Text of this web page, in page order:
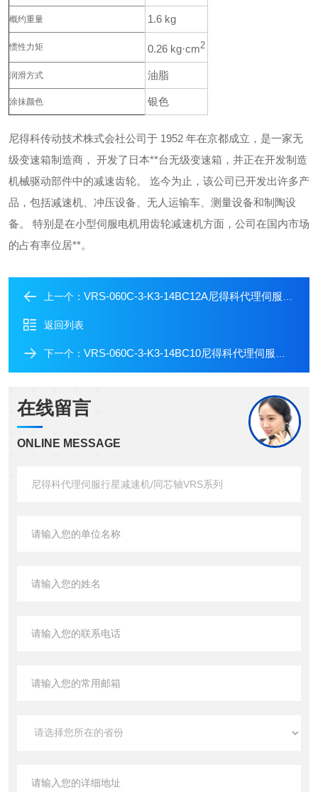
概约重量 1.6 kg
惯性力矩 0.26 kg·cm2
润滑方式 油脂
涂抹颜色 银色
尼得科传动技术株式会社公司于 1952 年在京都成立，是一家无
级变速箱制造商， 开发了日本**台无级变速箱，并正在开发制造
机械驱动部件中的减速齿轮。
迄今为止，该公司已开发出许多产
品，包括减速机、冲压设备、无人运输车、测量设备和制陶设
备。
特别是在小型伺服电机用齿轮减速机方面，公司在国内市场
的占有率位居**。
上一个： VRS-060C-3-K3-14BC12A尼得科代理伺服行星减速机/同芯轴VRS系列
返回列表
下一个： VRS-060C-3-K3-14BC10尼得科代理伺服行星减速机/同芯轴VRS系列
在线留言
ONLINE MESSAGE